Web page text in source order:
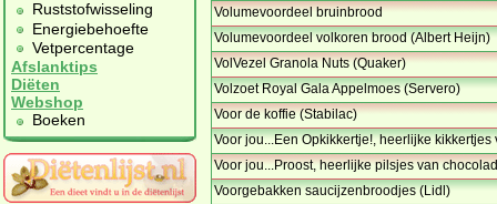
Ruststofwisseling
Energiebehoefte
Vetpercentage
Afslanktips
Diëten
Webshop
Boeken
Volumevoordeel bruinbrood
Volumevoordeel volkoren brood (Albert Heijn)
VolVezel Granola Nuts (Quaker)
Volzoet Royal Gala Appelmoes (Servero)
Voor de koffie (Stabilac)
Voor jou...Een Opkikkertje!, heerlijke
Voor jou...Proost, heerlijke pilsjes van
Voorgebakken saucijzenbroodjes (Lidl)